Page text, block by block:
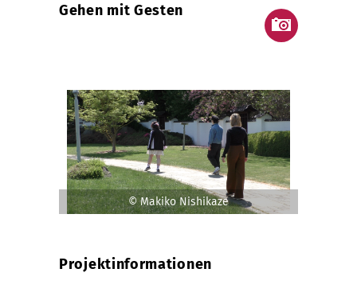
Gehen mit Gesten
© Makiko Nishikaze
Projektinformationen